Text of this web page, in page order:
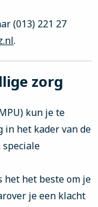
(013) 221 27
.
zorg
kun je te
het kader van de
speciale
het het beste om je
je een klacht